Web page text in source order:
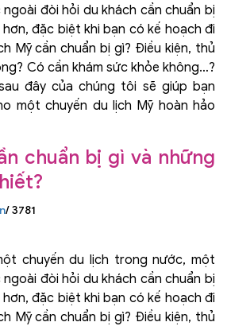
đòi hỏi du khách cần chuẩn bị
đặc biệt khi bạn có kế hoạch đi
Mỹ cần chuẩn bị gì? Điều kiện, thủ
Có cần khám sức khỏe không…?
đây của chúng tôi sẽ giúp bạn
một chuyến du lịch Mỹ hoàn hảo
chuẩn bị gì và những
/ 3781
chuyến du lịch trong nước, một
đòi hỏi du khách cần chuẩn bị
đặc biệt khi bạn có kế hoạch đi
Mỹ cần chuẩn bị gì? Điều kiện, thủ